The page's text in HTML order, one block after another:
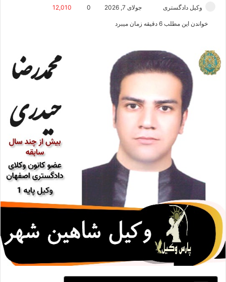
وکیل دادگستری
ا
ی
جولای 7, 2026 0
12,010
خواندن این مطلب 6 دقیقه زمان میبرد